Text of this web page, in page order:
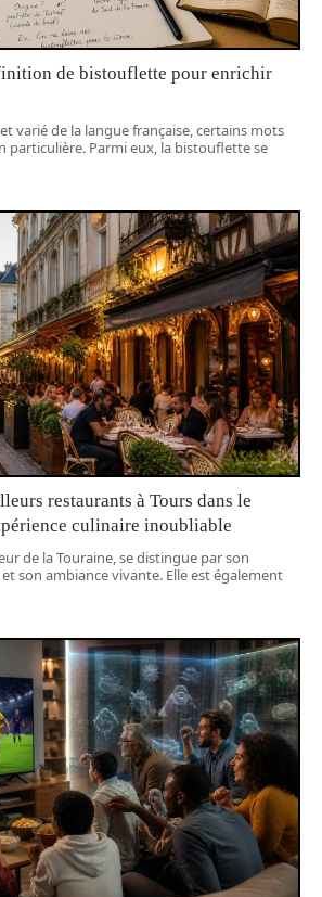
de bistouflette pour enrichir
varié de la langue française, certains mots
Parmi eux, la bistouflette se
restaurants à Tours dans le
culinaire inoubliable
de la Touraine, se distingue par son
son ambiance vivante. Elle est également